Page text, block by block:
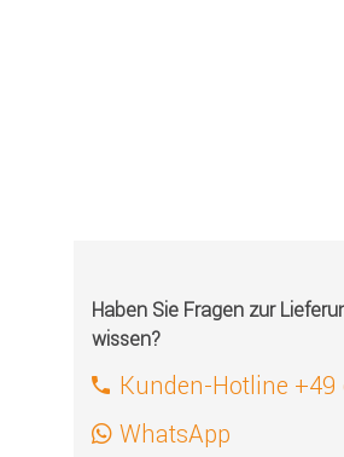
Haben Sie Fragen zur
wissen?
Kunden-Hotline +49
WhatsApp